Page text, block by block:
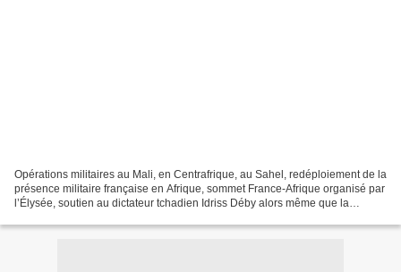
Opérations militaires au Mali, en Centrafrique, au Sahel, redéploiement de la
présence militaire française en Afrique, sommet France-Afrique organisé par
l’Élysée, soutien au dictateur tchadien Idriss Déby alors même que la